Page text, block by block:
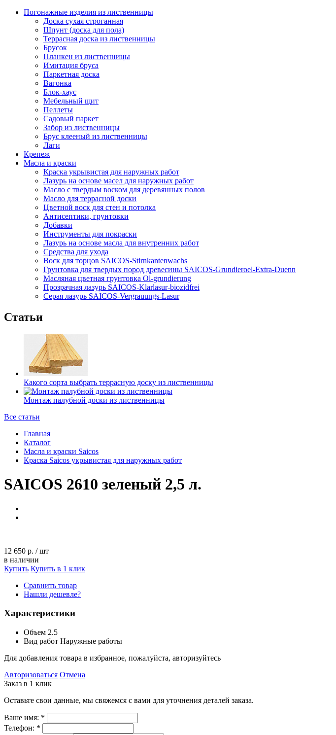
Погонажные изделия из лиственницы
Доска сухая строганная
Шпунт (доска для пола)
Террасная доска из лиственницы
Брусок
Планкен из лиственницы
Имитация бруса
Паркетная доска
Вагонка
Блок-хаус
Мебельный щит
Пеллеты
Садовый паркет
Забор из лиственницы
Брус клееный из лиственницы
Лаги
Крепеж
Масла и краски
Краска укрывистая для наружных работ
Лазурь на основе масел для наружных работ
Масло с твердым воском для деревянных полов
Масло для террасной доски
Цветной воск для стен и потолка
Антисептики, грунтовки
Добавки
Инструменты для покраски
Лазурь на основе масла для внутренних работ
Средства для ухода
Воск для торцов SAICOS-Stirnkantenwachs
Грунтовка для твердых пород древесины SAICOS-Grundieroel-Extra-Duenn
Масляная цветная грунтовка Ol-grundierung
Прозрачная лазурь SAICOS-Klarlasur-biozidfrei
Серая лазурь SAICOS-Vergrauungs-Lasur
Статьи
Какого сорта выбрать террасную доску из лиственницы
Монтаж палубной доски из лиственницы
Все статьи
Главная
Каталог
Масла и краски Saicos
Краска Saicos укрывистая для наружных работ
SAICOS 2610 зеленый 2,5 л.
12 650 р. /шт
в наличии
Купить Купить в 1 клик
Сравнить товар
Нашли дешевле?
Характеристики
Объем 2.5
Вид работ Наружные работы
Для добавления товара в избранное, пожалуйста, авторизуйтесь
Авторизоваться Отмена
Заказ в 1 клик
Оставьте свои данные, мы свяжемся с вами для уточнения деталей заказа.
Ваше имя: *
Телефон: *